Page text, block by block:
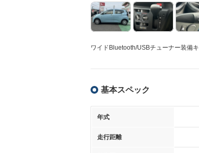
ワイドBluetooth/USBチューナー装
基本スペック
年式
走行距離